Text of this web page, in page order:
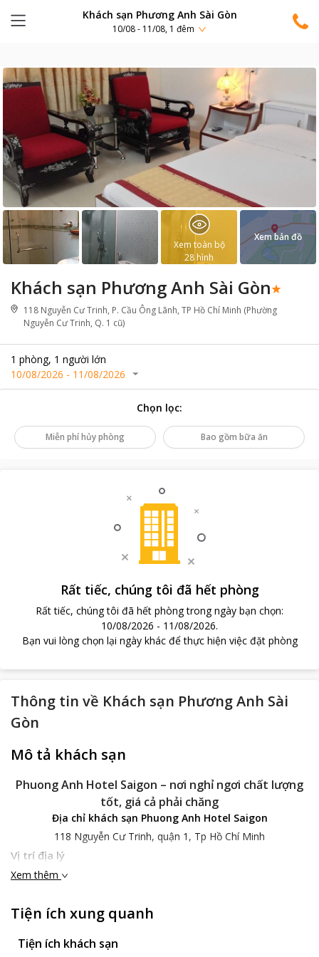
Khách sạn Phương Anh Sài Gòn
10/08 - 11/08, 1 đêm
Khách sạn Phương Anh Sài Gòn
118 Nguyễn Cư Trinh, P. Cầu Ông Lãnh, TP Hồ Chí Minh (Phường
Nguyễn Cư Trinh, Q. 1 cũ)
1 phòng, 1 người lớn
10/08/2026 - 11/08/2026
Xem toàn bộ
28 hình
Xem bản đồ
Chọn lọc:
Miễn phí hủy phòng Bao gồm bữa ăn
Rất tiếc, chúng tôi đã hết phòng
Rất tiếc, chúng tôi đã hết phòng trong ngày bạn chọn:
10/08/2026 - 11/08/2026.
Bạn vui lòng chọn lại ngày khác để thực hiện việc đặt phòng
Thông tin về Khách sạn Phương Anh Sài
Gòn
Mô tả khách sạn
Phuong Anh Hotel Saigon – nơi nghỉ ngơi chất lượng
tốt, giá cả phải chăng
Địa chỉ khách sạn Phuong Anh Hotel Saigon
118 Nguyễn Cư Trinh, quận 1, Tp Hồ Chí Minh
Vị trí địa lý
Nằm trên đường Nguyễn Cư Trinh thuộc quận 1,
quan những địa danh đã trở thành biểu tượng của thành phố
Rồng… Phuong Anh Hotel Saigon
Xem thêm
Tiện ích xung quanh
Tiện ích khách sạn